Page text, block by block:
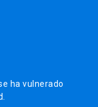
ha vulnerado